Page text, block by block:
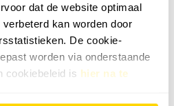
dat de website optimaal
kan worden door
De cookie-
worden via onderstaande
cookiebeleid is hier na te
van onze website vindt.